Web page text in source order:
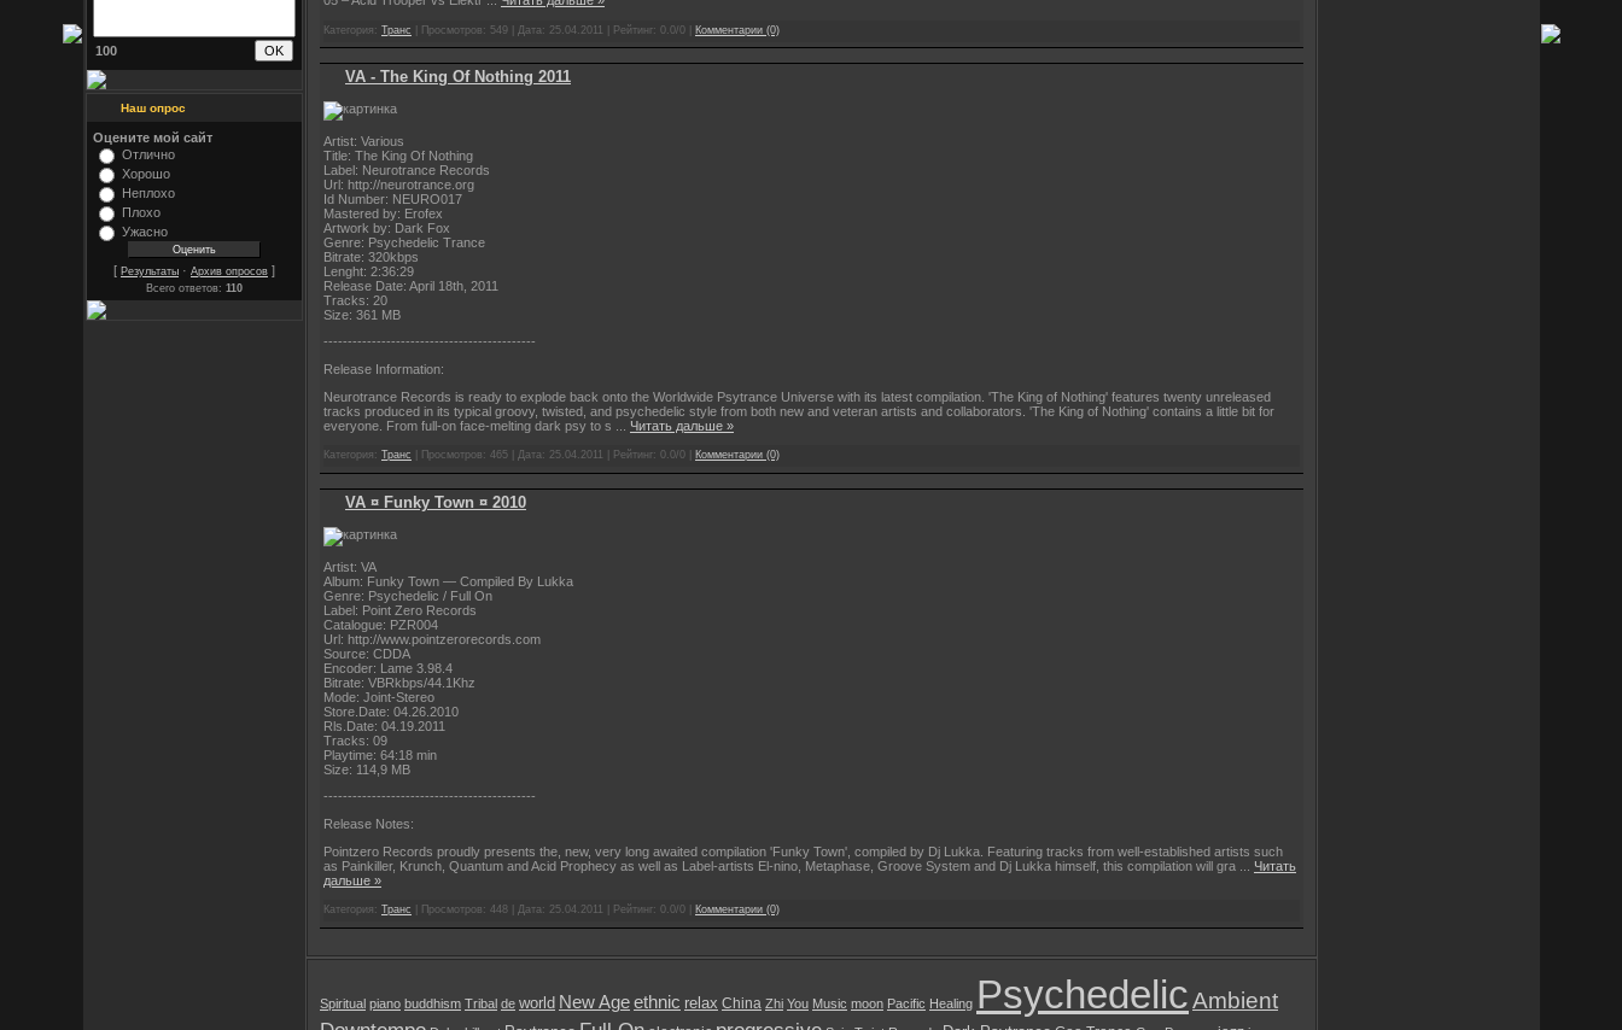
100
Наш опрос
Оцените мой сайт
Отлично
Хорошо
Неплохо
Плохо
Ужасно
[ Результаты · Архив опросов ]
Всего ответов: 110
Категория: Транс | Просмотров: 549 | Дата: 25.04.2011 | Рейтинг: 0.0/0 | Комментарии (0)
VA - The King Of Nothing 2011
Artist: Various
Title: The King Of Nothing
Label: Neurotrance Records
Url: http://neurotrance.org
Id Number: NEURO017
Mastered by: Erofex
Artwork by: Dark Fox
Genre: Psychedelic Trance
Bitrate: 320kbps
Lenght: 2:36:29
Release Date: April 18th, 2011
Tracks: 20
Size: 361 MB
--------------------------------------------
Release Information:
Neurotrance Records is ready to explode back onto the Worldwide Psytrance Universe with its latest compilation. 'The King of Nothing' features twenty unreleased
tracks produced in its typical groovy, twisted, and psychedelic style from both new and veteran artists and collaborators. 'The King of Nothing' contains a little bit for
everyone. From full-on face-melting dark psy to s
Читать дальше »
Категория: Транс | Просмотров: 465 | Дата: 25.04.2011 | Рейтинг: 0.0/0 | Комментарии (0)
VA ¤ Funky Town ¤ 2010
Artist: VA
Album: Funky Town — Compiled By Lukka
Genre: Psychedelic / Full On
Label: Point Zero Records
Catalogue: PZR004
Url: http://www.pointzerorecords.com
Source: CDDA
Encoder: Lame 3.98.4
Bitrate: VBRkbps/44.1Khz
Mode: Joint-Stereo
Store.Date: 04.26.2010
Rls.Date: 04.19.2011
Tracks: 09
Playtime: 64:18 min
Size: 114,9 MB
--------------------------------------------
Release Notes:
Pointzero Records proudly presents the, new, very long awaited compilation 'Funky Town', compiled by Dj Lukka. Featuring tracks from well-established artists such
as Painkiller, Krunch, Quantum and Acid Prophecy as well as Label-artists El-nino, Metaphase, Groove System and Dj Lukka himself, this compilation will gra
Читать
дальше »
Категория: Транс | Просмотров: 448 | Дата: 25.04.2011 | Рейтинг: 0.0/0 | Комментарии (0)
Spiritual piano buddhism Tribal de world New Ageethnic relax China Zhi You Music moon Pacific Healing PsychedelicAmbient